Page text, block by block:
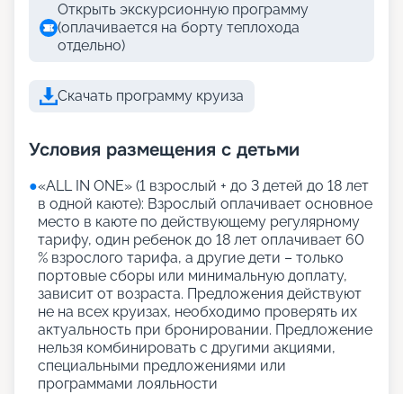
Открыть экскурсионную программу
(оплачивается на борту теплохода
отдельно)
Скачать программу круиза
Условия размещения с детьми
●«АLL IN ONE» (1 взрослый + до 3 детей до 18 лет
в одной каюте): Взрослый оплачивает основное
место в каюте по действующему регулярному
тарифу, один ребенок до 18 лет оплачивает 60
% взрослого тарифа, а другие дети – только
портовые сборы или минимальную доплату,
зависит от возраста. Предложения действуют
не на всех круизах, необходимо проверять их
актуальность при бронировании. Предложение
нельзя комбинировать с другими акциями,
специальными предложениями или
программами лояльности